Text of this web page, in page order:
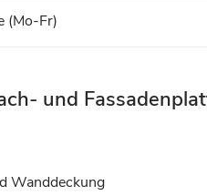
(Mo-Fr)
und
Wanddeckung